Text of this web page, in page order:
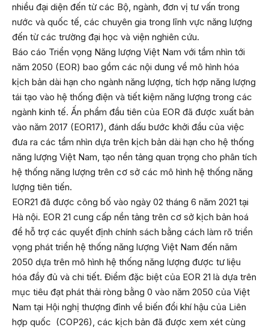
nhiều đại diện đến từ các Bộ, ngành, đơn vị tư vấn trong
nước và quốc tế, các chuyên gia trong lĩnh vực năng lượng
đến từ các trường đại học và viện nghiên cứu.
Báo cáo Triển vọng Năng lượng Việt Nam với tầm nhìn tới
năm 2050 (EOR) bao gồm các nội dung về mô hình hóa
kịch bản dài hạn cho ngành năng lượng, tích hợp năng lượng
tái tạo vào hệ thống điện và tiết kiệm năng lượng trong các
ngành kinh tế. Ấn phẩm đầu tiên của EOR đã được xuất bản
vào năm 2017 (EOR17), đánh dấu bước khởi đầu của việc
đưa ra các tầm nhìn dựa trên kịch bản dài hạn cho hệ thống
năng lượng Việt Nam, tạo nền tảng quan trọng cho phân tích
hệ thống năng lượng trên cơ sở các mô hình hệ thống năng
lượng tiên tiến.
EOR21 đã được công bố vào ngày 02 tháng 6 năm 2021 tại
Hà nội. EOR 21 cung cấp nền tảng trên cơ sở kịch bản hoá
để hỗ trợ các quyết định chính sách bằng cách làm rõ triển
vọng phát triển hệ thống năng lượng Việt Nam đến năm
2050 dựa trên mô hình hệ thống năng lượng được tư liệu
hóa đầy đủ và chi tiết. Điểm đặc biệt của EOR 21 là dựa trên
mục tiêu đạt phát thải ròng bằng 0 vào năm 2050 của Việt
Nam tại Hội nghị thượng đỉnh về biến đổi khí hậu của Liên
hợp quốc (COP26), các kịch bản đã được xem xét cùng